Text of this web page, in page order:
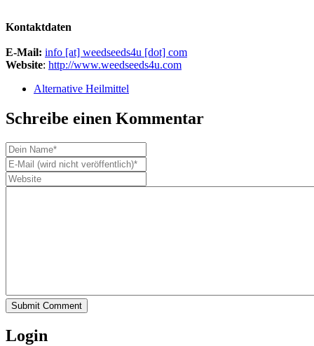
Kontaktdaten
E-Mail: info [at] weedseeds4u [dot] com
Website: http://www.weedseeds4u.com
Alternative Heilmittel
Schreibe einen Kommentar
Submit Comment
Login